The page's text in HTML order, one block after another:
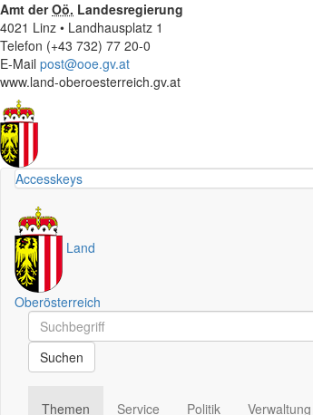
Amt derOö. Landesregierung
4021 Linz • Landhausplatz 1
Telefon (+43 732) 77 20-0
E-Mail post@ooe.gv.at
www.land-oberoesterreich.gv.at
Accesskeys
Land
Oberösterreich
Schnellsuche
Schnellsuche
Suchen
Themen
Service
Politik
Verwaltung